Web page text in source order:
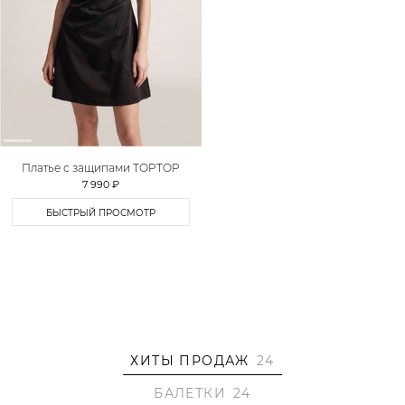
Платье с защипами TOPTOP
7 990 ₽
БЫСТРЫЙ ПРОСМОТР
ХИТЫ ПРОДАЖ 24
БАЛЕТКИ
24